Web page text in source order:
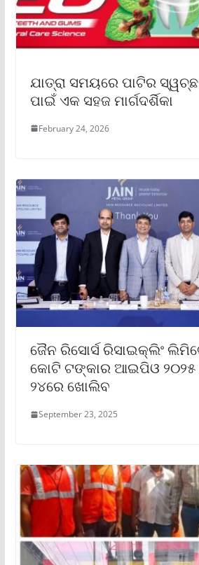
ଯାତ୍ରା ସମୟରେ ପାଟିର
ପାଇଁ ଏକ ସହଜ ମାର୍ଗଦର୍ଶିକା
February 24, 2026
ଜୈନ ରିସୋର୍ସ ରିସାଇକ୍ଲିଂ
କୋଟି ଟଙ୍କାର ଆଇପିଓ ୨୦୨୫
୨୪ରେ ଖୋଲିବ
September 23, 2025